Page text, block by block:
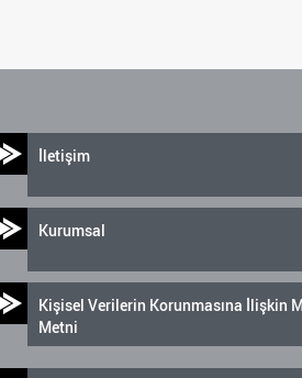
İletişim
Kurumsal
Kişisel Verilerin Korunmasına İlişkin
Metni